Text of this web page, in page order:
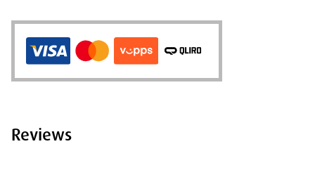
Reviews